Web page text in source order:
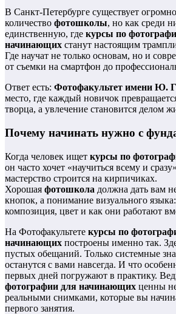
В Санкт-Петербурге существует
количество фотошколы, но как среди
единственную, где курсы по
начинающих станут настоящим
Где научат не только основам, но и
от съемки на смартфон до
Ответ есть: Фотофакультет имени Ю.
место, где каждый новичок
творца, а увлечение становится делом
Почему начинать нужно с
Когда человек ищет курсы по
он часто хочет «научиться всему и
мастерство строится на кирпичиках.
Хорошая фотошкола должна дать вам
кнопок, а понимание визуального языка:
композиция, цвет и как они работают
На Фотофакультете курсы по
начинающих построены именно так.
пустых обещаний. Только системные
останутся с вами навсегда. И что
первых дней погружают в практику.
фотографии для начинающих ценны
реальными снимками, которые вы
первого занятия.